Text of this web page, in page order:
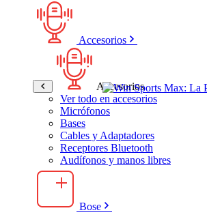
Accesorios
Accesorios
Ver todo en accesorios
Micrófonos
Bases
Cables y Adaptadores
Receptores Bluetooth
Audífonos y manos libres
Bose